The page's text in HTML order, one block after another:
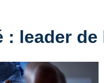
: leader